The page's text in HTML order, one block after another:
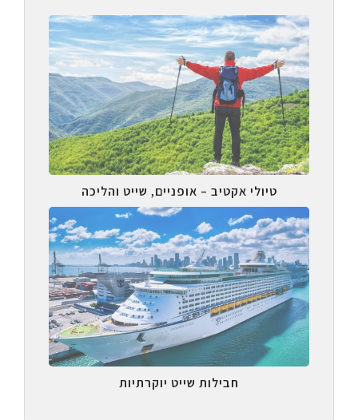
טיולי אקטיב – אופניים, שייט והליכה
חבילות שייט יוקרתיות